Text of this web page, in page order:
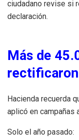
ciudadano revise si
declaración.
Más de
rectificaron
Hacienda recuerda
aplicó en campañas
Solo el año pasado: